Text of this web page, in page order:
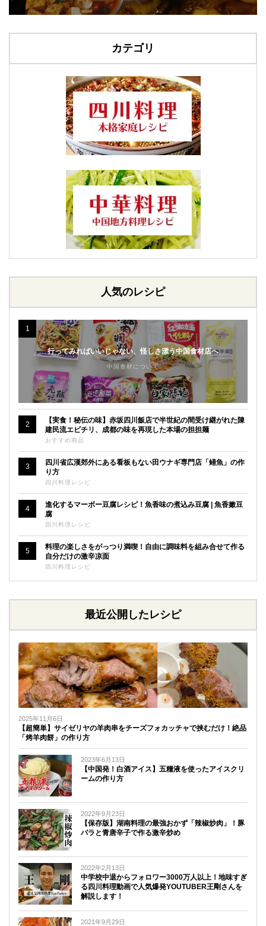
カテゴリ
人気のレシピ
1
行ってみればいいじゃない、怪しさ漂う中国食材店へ
中国食材について
2
【実食！秘伝の味】赤坂四川飯店で半世紀の間受け継がれた陳
建民流エビチリ、成都の味を再現した本場の担担麺
おすすめ商品
3
四川省広漢郊外にある看板もない田ウナギ専門店「鳝魚」の作
り方
四川料理レシピ
4
進化するマーボー豆腐レシピ！魚香味の煮込み豆腐 | 魚香嫩豆
腐
四川料理レシピ
5
料理の楽しさをがっつり満喫！自由に調味料を組み合せて作る
自分だけの激辛凉面
四川料理レシピ
最近公開したレシピ
2025年11月6日
【超簡単】サイゼリヤの羊肉串をチーズフォカッチャで挟むだけ！絶品
「烤羊肉餅」の作り方
2023年6月13日
【中国発！白酒アイス】五糧液を使ったアイスクリ
ームの作り方
2022年9月23日
【保存版】湖南料理の最強おかず「辣椒炒肉」！豚
バラと青唐辛子で作る激辛炒め
2022年2月13日
中学校中退からフォロワー3000万人以上！地味すぎ
る四川料理動画で人気爆発YOUTUBER王剛さんを
解説します！
2021年9月29日